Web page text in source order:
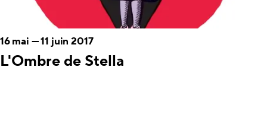
L'Ombre de Stella
16 mai —11 juin 2017